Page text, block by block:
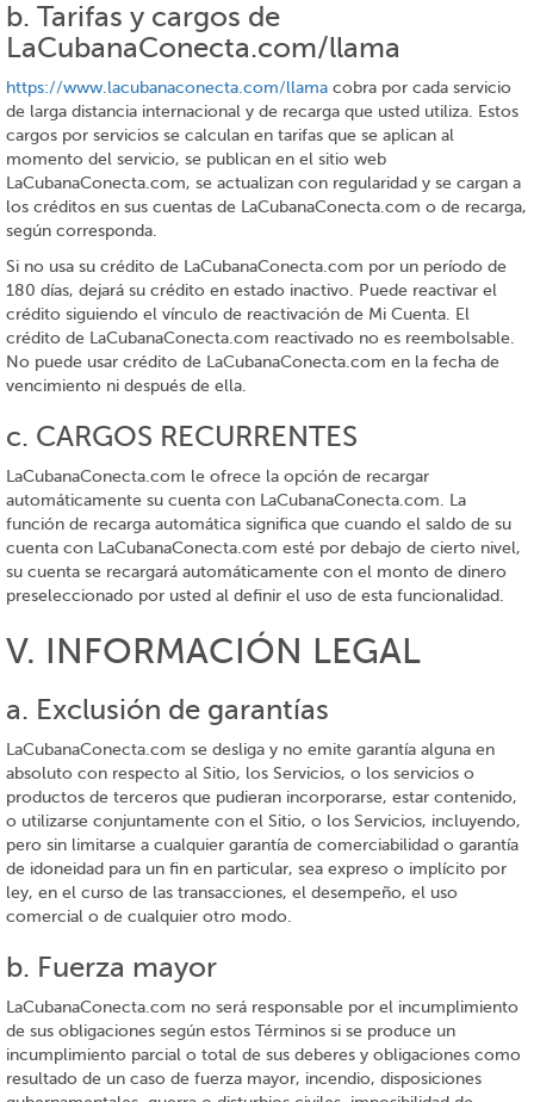
b. Tarifas y cargos de
LaCubanaConecta.com/llama
https://www.lacubanaconecta.com/llama cobra por cada servicio
de larga distancia internacional y de recarga que usted utiliza. Estos
cargos por servicios se calculan en tarifas que se aplican al
momento del servicio, se publican en el sitio web
LaCubanaConecta.com, se actualizan con regularidad y se cargan a
los créditos en sus cuentas de LaCubanaConecta.com o de recarga,
según corresponda.
Si no usa su crédito de LaCubanaConecta.com por un período de
180 días, dejará su crédito en estado inactivo. Puede reactivar el
crédito siguiendo el vínculo de reactivación de Mi Cuenta. El
crédito de LaCubanaConecta.com reactivado no es reembolsable.
No puede usar crédito de LaCubanaConecta.com en la fecha de
vencimiento ni después de ella.
c. CARGOS RECURRENTES
LaCubanaConecta.com le ofrece la opción de recargar
automáticamente su cuenta con LaCubanaConecta.com. La
función de recarga automática significa que cuando el saldo de su
cuenta con LaCubanaConecta.com esté por debajo de cierto nivel,
su cuenta se recargará automáticamente con el monto de dinero
preseleccionado por usted al definir el uso de esta funcionalidad.
V. INFORMACIÓN LEGAL
a. Exclusión de garantías
LaCubanaConecta.com se desliga y no emite garantía alguna en
absoluto con respecto al Sitio, los Servicios, o los servicios o
productos de terceros que pudieran incorporarse, estar contenido,
o utilizarse conjuntamente con el Sitio, o los Servicios, incluyendo,
pero sin limitarse a cualquier garantía de comerciabilidad o garantía
de idoneidad para un fin en particular, sea expreso o implícito por
ley, en el curso de las transacciones, el desempeño, el uso
comercial o de cualquier otro modo.
b. Fuerza mayor
LaCubanaConecta.com no será responsable por el incumplimiento
de sus obligaciones según estos Términos si se produce un
incumplimiento parcial o total de sus deberes y obligaciones como
resultado de un caso de fuerza mayor, incendio, disposiciones